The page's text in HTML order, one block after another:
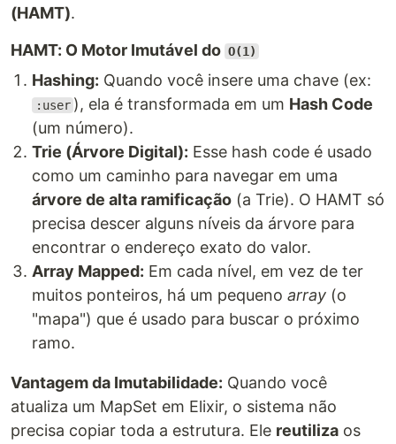
(HAMT).
HAMT: O Motor Imutável do O(1)
Hashing: Quando você insere uma chave (ex:
:user ), ela é transformada em um Hash Code
(um número).
Trie (Árvore Digital): Esse hash code é usado
como um caminho para navegar em uma
árvore de alta ramificação (a Trie). O HAMT só
precisa descer alguns níveis da árvore para
encontrar o endereço exato do valor.
Array Mapped: Em cada nível, em vez de ter
muitos ponteiros, há um pequeno array (o
"mapa") que é usado para buscar o próximo
ramo.
Vantagem da Imutabilidade: Quando você
atualiza um MapSet em Elixir, o sistema não
precisa copiar toda a estrutura. Ele reutiliza os